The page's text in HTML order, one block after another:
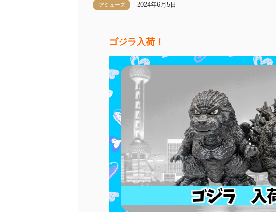
アミューズ 2024年6月5日
ゴジラ入荷！